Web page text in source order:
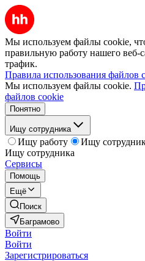
Мы используем файлы cookie,
правильную работу нашего веб-
трафик.
Правила использования файлов
Мы используем файлы cookie.
файлов cookie
Понятно
Ищу сотрудника
Ищу работу
Ищу
Ищу сотрудника
Сервисы
Помощь
Ещё
Поиск
Баграмово
Войти
Войти
Зарегистрироваться